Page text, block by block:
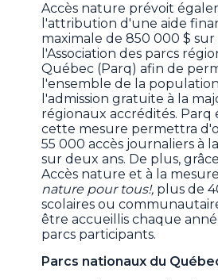
Accès nature prévoit
l'attribution d'une aide
maximale de 850 000 $ sur
l'Association des parcs
Québec (Parq) afin de
l'ensemble de la
l'admission gratuite à la
régionaux accrédités. Parq
cette mesure permettra
55 000 accès journaliers à
sur deux ans. De plus,
Accès nature et à la mesure
nature pour tous!, plus de
scolaires ou
être accueillis chaque
parcs participants.
Parcs nationaux du